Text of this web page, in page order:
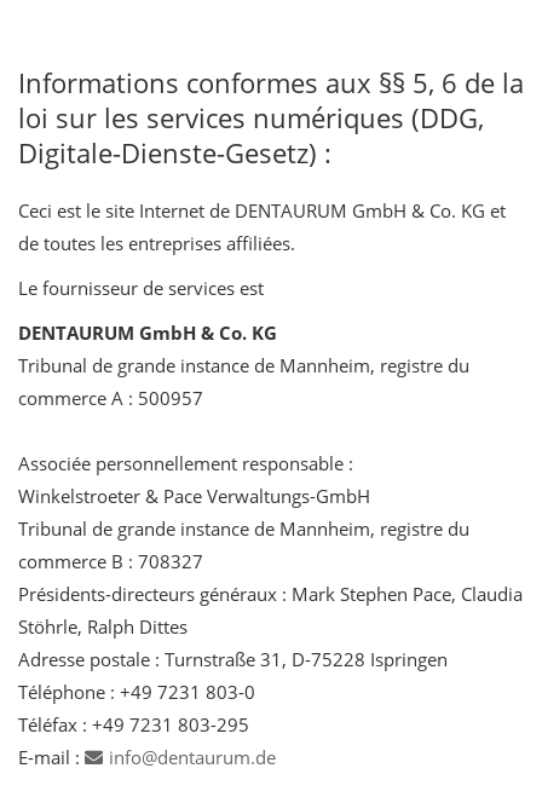
Informations conformes aux §§ 5, 6 de la
loi sur les services numériques (DDG,
Digitale-Dienste-Gesetz) :
Ceci est le site Internet de DENTAURUM GmbH & Co. KG et
de toutes les entreprises affiliées.
Le fournisseur de services est
DENTAURUM GmbH & Co. KG
Tribunal de grande instance de Mannheim, registre du
commerce A : 500957
Associée personnellement responsable :
Winkelstroeter & Pace Verwaltungs-GmbH
Tribunal de grande instance de Mannheim, registre du
commerce B : 708327
Présidents-directeurs généraux : Mark Stephen Pace, Claudia
Stöhrle, Ralph Dittes
Adresse postale : Turnstraße 31, D-75228 Ispringen
Téléphone : +49 7231 803-0
Téléfax : +49 7231 803-295
E-mail :
info@dentaurum.de